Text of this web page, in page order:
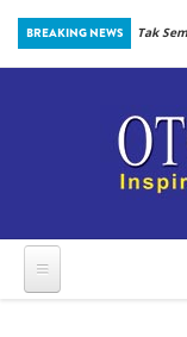
Skip to main content
BREAKING NEWS
Sejak
Tak